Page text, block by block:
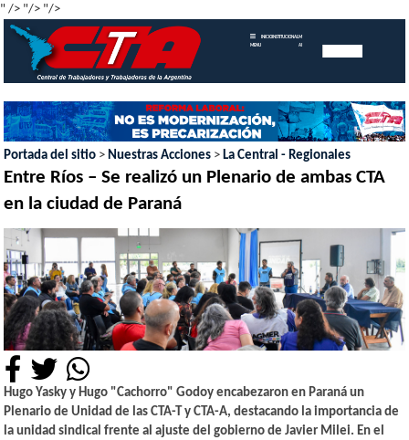
" /> "/> "/>
MENU
INICIOINSTITUCIONAL MEMORIAS
ANUALES
Portada del sitio > Nuestras Acciones > La Central - Regionales
Entre Ríos – Se realizó un Plenario de ambas CTA
en la ciudad de Paraná
Hugo Yasky y Hugo "Cachorro" Godoy encabezaron en Paraná un
Plenario de Unidad de las CTA-T y CTA-A, destacando la importancia de
la unidad sindical frente al ajuste del gobierno de Javier Milei. En el